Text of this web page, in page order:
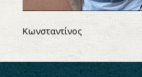
Κωνσταντίνος